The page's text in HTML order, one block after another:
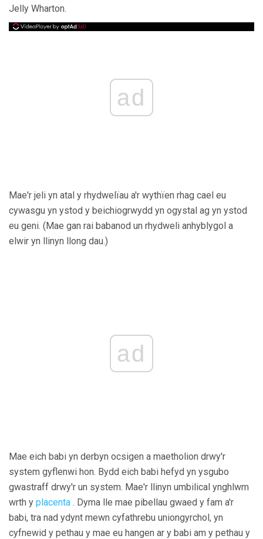
Jelly Wharton.
ad
Mae'r jeli yn atal y rhydwelïau a'r wythïen rhag cael eu
cywasgu yn ystod y beichiogrwydd yn ogystal ag yn ystod
eu geni. (Mae gan rai babanod un rhydweli anhyblygol a
elwir yn llinyn llong dau.)
ad
Mae eich babi yn derbyn ocsigen a maetholion drwy'r
system gyflenwi hon. Bydd eich babi hefyd yn ysgubo
gwastraff drwy'r un system. Mae'r llinyn umbilical ynghlwm
wrth y placenta . Dyma lle mae pibellau gwaed y fam a'r
babi, tra nad ydynt mewn cyfathrebu uniongyrchol, yn
cyfnewid y pethau y mae eu hangen ar y babi am y pethau y